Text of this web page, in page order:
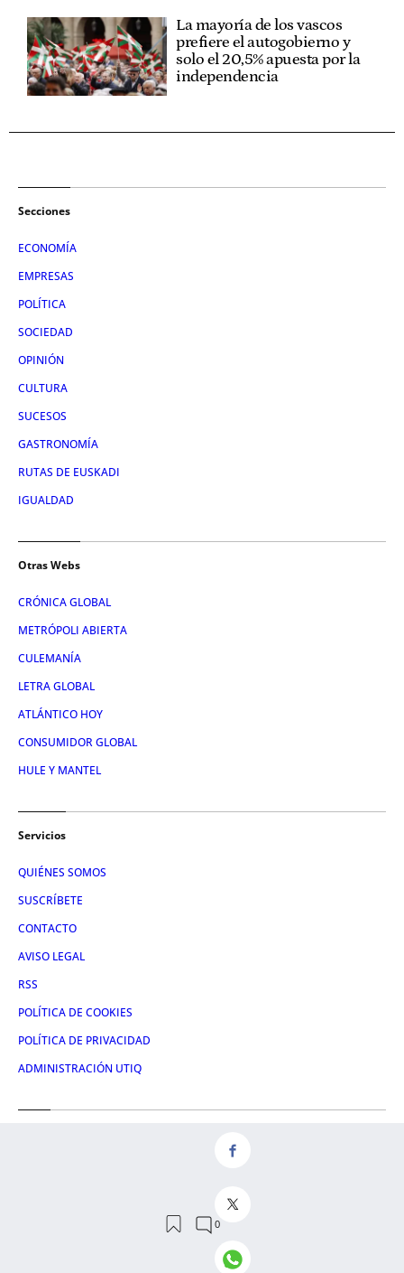
La mayoría de los vascos
prefiere el autogobierno y
solo el 20,5% apuesta por la
independencia
Secciones
ECONOMÍA
EMPRESAS
POLÍTICA
SOCIEDAD
OPINIÓN
CULTURA
SUCESOS
GASTRONOMÍA
RUTAS DE EUSKADI
IGUALDAD
Otras Webs
CRÓNICA GLOBAL
METRÓPOLI ABIERTA
CULEMANÍA
LETRA GLOBAL
ATLÁNTICO HOY
CONSUMIDOR GLOBAL
HULE Y MANTEL
Servicios
QUIÉNES SOMOS
SUSCRÍBETE
CONTACTO
AVISO LEGAL
RSS
POLÍTICA DE COOKIES
POLÍTICA DE PRIVACIDAD
ADMINISTRACIÓN UTIQ